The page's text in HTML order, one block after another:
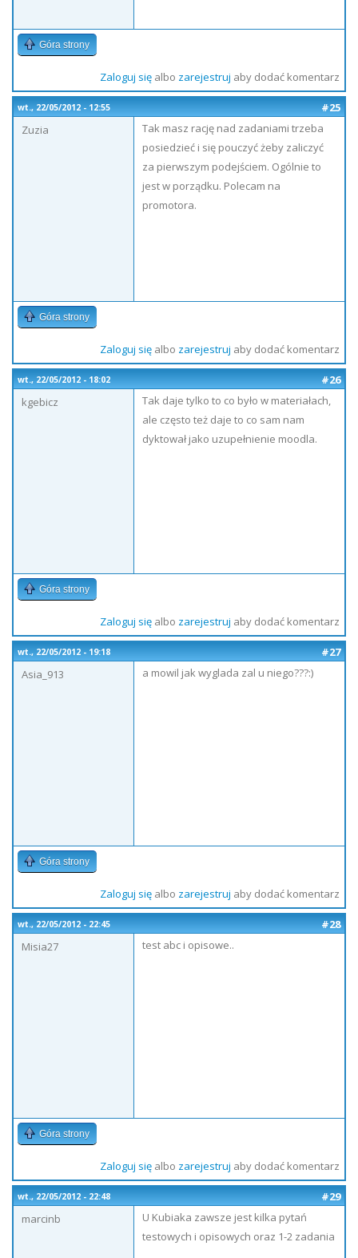
Góra strony
Zaloguj sięalbo zarejestruj aby dodać komentarz
wt., 22/05/2012 - 12:55
#25
Zuzia
Tak masz rację nad zadaniami trzeba
posiedzieć i się pouczyć żeby zaliczyć
za pierwszym podejściem. Ogólnie to
jest w porządku. Polecam na
promotora.
Góra strony
Zaloguj sięalbo zarejestruj aby dodać komentarz
wt., 22/05/2012 - 18:02
#26
kgebicz
Tak daje tylko to co było w materiałach,
ale często też daje to co sam nam
dyktował jako uzupełnienie moodla.
Góra strony
Zaloguj sięalbo zarejestruj aby dodać komentarz
wt., 22/05/2012 - 19:18
#27
Asia_913
a mowil jak wyglada zal u niego???:)
Góra strony
Zaloguj sięalbo zarejestruj aby dodać komentarz
wt., 22/05/2012 - 22:45
#28
Misia27
test abc i opisowe..
Góra strony
Zaloguj sięalbo zarejestruj aby dodać komentarz
wt., 22/05/2012 - 22:48
#29
marcinb
U Kubiaka zawsze jest kilka pytań
testowych i opisowych oraz 1-2 zadania